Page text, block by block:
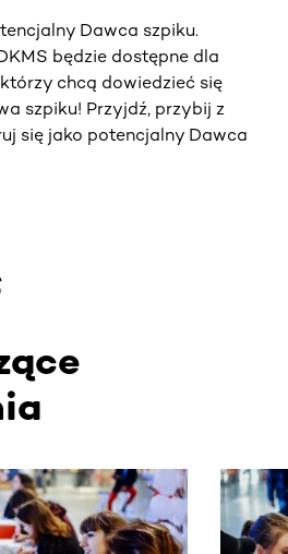
Dawca szpiku.
będzie dostępne dla
chcą dowiedzieć się
szpiku! Przyjdź, przybij z
się jako potencjalny Dawca
przewijane w poziomie. Użyj